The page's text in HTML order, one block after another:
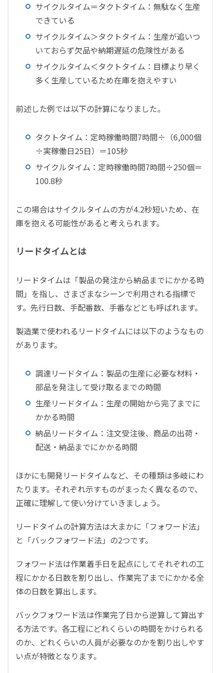
サイクルタイム＝タクトタイム：無駄なく生産
できている
サイクルタイム＞タクトタイム：生産が追いつ
いておらず欠品や納期遅延の危険性がある
サイクルタイム＜タクトタイム：目標より早く
多く生産しているため在庫を抱えやすい
前述した例では以下の計算になりました。
タクトタイム：定時稼働時間7時間÷（6,000個
÷実稼働日25日）＝105秒
サイクルタイム：定時稼働時間7時間÷250個＝
100.8秒
この場合はサイクルタイムの方が4.2秒短いため、在
庫を抱える可能性があると考えられます。
リードタイムとは
リードタイムは「製品の発注から納品までにかかる時
間」を指し、さまざまなシーンで利用される指標で
す。先行日数、手配番数、手番などとも呼ばれます。
製造業で使われるリードタイムには以下のようなもの
があります。
調達リードタイム：製品の生産に必要な材料・
部品を発注して受け取るまでの時間
生産リードタイム：生産の開始から完了までに
かかる時間
納品リードタイム：注文受注後、商品の出荷・
配送・納品までにかかる時間
ほかにも開発リードタイムなど、その種類は多岐にわ
たります。それぞれ示すものがまったく異なるので、
正確に理解して使い分けていきましょう。
リードタイムの計算方法は大まかに「フォワード法」
と「バックフォワード法」の2つです。
フォワード法は作業着手日を起点にしてそれぞれの工
程にかかる日数を割り出し、作業完了までにかかる全
体の日数を算出します。
バックフォワード法は作業完了日から逆算して算出す
る方法です。各工程にどれくらいの時間をかけられる
のか、どれくらいの人員が必要なのかを割り出しやす
い点が特徴となります。